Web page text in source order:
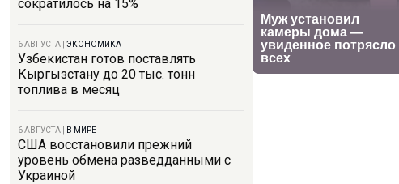
сократилось на 15%
6 АВГУСТА ЭКОНОМИКА
Узбекистан готов поставлять
Кыргызстану до 20 тыс. тонн
топлива в месяц
6 АВГУСТА В МИРЕ
США восстановили прежний
уровень обмена разведданными с
Украиной